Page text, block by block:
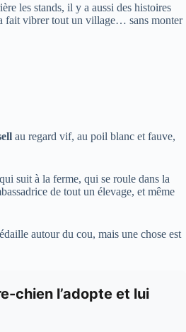
les stands, il y a aussi des histoires
fait vibrer tout un village… sans monter
au regard vif, au poil blanc et fauve,
suit à la ferme, qui se roule dans la
de tout un élevage, et même
autour du cou, mais une chose est
chien l’adopte et lui